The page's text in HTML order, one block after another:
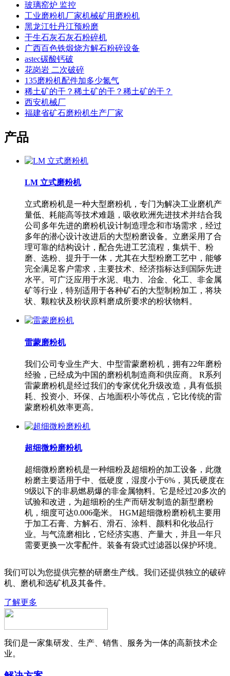
玻璃窑炉 监控
工业磨粉机厂家机械矿用磨粉机
黑龙江牡丹江预粉磨
干生石灰石灰石粉碎机
广西百色铁煅烧方解石粉碎设备
astec碳酸钙破
花岗岩 二次破碎
135磨粉机配件加多少氮气
稀土矿的干？稀土矿的干？稀土矿的干？
西安机械厂
福建省矿石磨粉机生产厂家
产品
LM 立式磨粉机
立式磨粉机是一种大型磨粉机，专门为解决工业磨机产
量低、耗能高等技术难题，吸收欧洲先进技术并结合我
公司多年先进的磨粉机设计制造理念和市场需求，经过
多年的潜心设计改进后的大型粉磨设备。立磨采用了合
理可靠的结构设计，配合先进工艺流程，集烘干、粉
磨、选粉、提升于一体，尤其在大型粉磨工艺中，能够
完全满足客户需求，主要技术、经济指标达到国际先进
水平。可广泛应用于水泥、电力、冶金、化工、非金属
矿等行业，特别适用于各种矿石的大型制粉加工，将块
状、颗粒状及粉状原料磨成所要求的粉状物料。
雷蒙磨粉机
我们公司专业生产大、中型雷蒙磨粉机，拥有22年磨粉
经验，已经成为中国的磨粉机制造商和供应商。 R系列
雷蒙磨粉机是经过我们的专家优化升级改造，具有低损
耗、投资小、环保、占地面积小等优点，它比传统的雷
蒙磨粉机效率更高。
超细微粉磨粉机
超细微粉磨粉机是一种细粉及超细粉的加工设备，此微
粉磨主要适用于中、低硬度，湿度小于6%，莫氏硬度在
9级以下的非易燃易爆的非金属物料。它是经过20多次的
试验和改进，为超细粉的生产而研发制造的新型磨粉
机，细度可达0.006毫米。 HGM超细微粉磨粉机主要用
于加工石膏、方解石、滑石、涂料、颜料和化妆品行
业。与气流磨相比，它经济实惠、产量大，并且一年只
需要更换一次零配件。装备有袋式过滤器以保护环境。
我们可以为您提供完整的研磨生产线。我们还提供独立的破碎
机、磨机和选矿机及其备件。
了解更多
我们是一家集研发、生产、销售、服务为一体的高新技术企
业。